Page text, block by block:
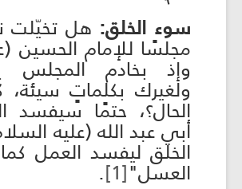
سوء الخلق: هل
مجلسًا للإمام الحسين
وإذ بخادم
ولغيرك بكلماتٍ
الحال؟، حتمًا سيفسد
أبي عبد الله (عليه
الخلق ليفسد العمل
العسل"[1]
.